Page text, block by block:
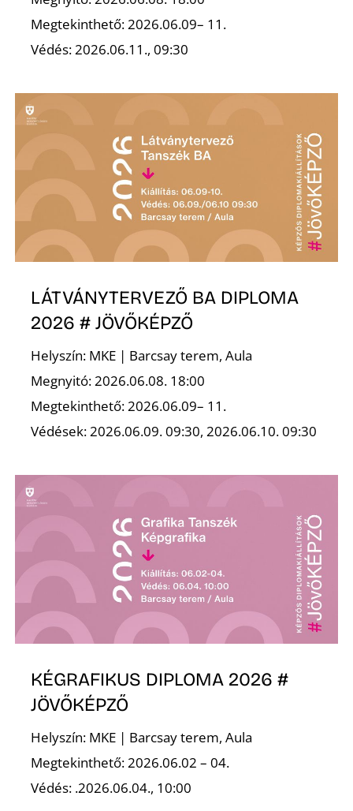
Megtekinthető: 2026.06.09– 11.
Védés: 2026.06.11., 09:30
LÁTVÁNYTERVEZŐ BA DIPLOMA
2026 # JÖVŐKÉPZŐ
Helyszín: MKE | Barcsay terem, Aula
Megnyitó: 2026.06.08. 18:00
Megtekinthető: 2026.06.09– 11.
Védések: 2026.06.09. 09:30, 2026.06.10. 09:30
KÉGRAFIKUS DIPLOMA 2026 #
JÖVŐKÉPZŐ
Helyszín: MKE | Barcsay terem, Aula
Megtekinthető: 2026.06.02 – 04.
Védés: .2026.06.04., 10:00